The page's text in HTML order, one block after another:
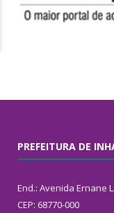
PREFEITURA DE
End.: Avenida Ernane
CEP: 68770-000